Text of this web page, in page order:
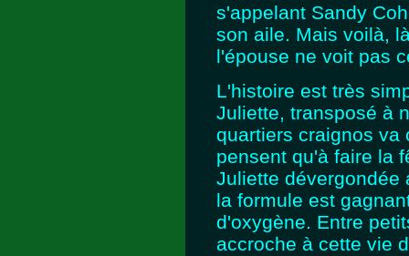
s'appelant Sandy
son aile. Mais voilà,
l'épouse ne voit pas
L'histoire est très
Juliette, transposé à
quartiers craignos va
pensent qu'à faire la
Juliette dévergondée
la formule est
d'oxygène. Entre
accroche à cette vie